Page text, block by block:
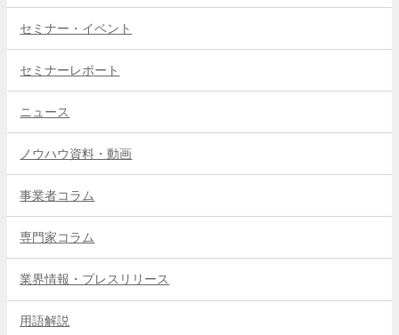
セミナー・イベント
セミナーレポート
ニュース
ノウハウ資料・動画
事業者コラム
専門家コラム
業界情報・プレスリリース
用語解説